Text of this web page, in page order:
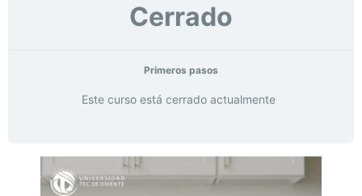
Cerrado
Primeros pasos
Este curso está cerrado actualmente